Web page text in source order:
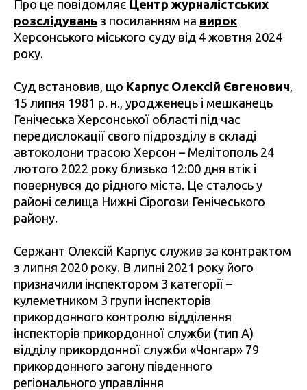
Про це повідомляє Центр журналістських
розслідувань з посиланням на вирок
Херсонського міського суду від 4 жовтня 2024
року.
Суд встановив, що Карпус Олексій Євгенович
15 липня 1981 р. н., уродженець і мешканець
Генічеська Херсонської області під час
передислокації свого підрозділу в складі
автоколони трасою Херсон – Мелітополь 24
лютого 2022 року близько 12:00 дня втік і
повернувся до рідного міста. Це сталось у
районі селища Нижні Сірогози Генічеського
району.
Сержант Олексій Карпус служив за контрактом
з липня 2020 року. В липні 2021 року його
призначили інспектором 3 категорії –
кулеметником 3 групи інспекторів
прикордонного контролю відділення
інспекторів прикордонної служби (тип А)
відділу прикордонної служби «Чонгар» 79
прикордонного загону південного
регіонального управління